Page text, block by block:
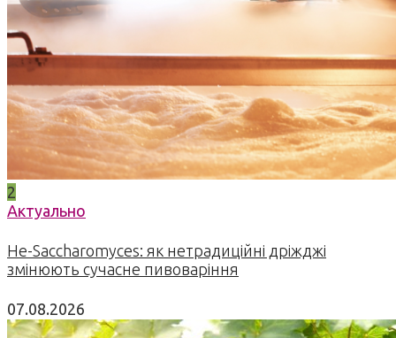
2
Актуально
Не-Saccharomyces: як нетрадиційні дріжджі
змінюють сучасне пивоваріння
07.08.2026